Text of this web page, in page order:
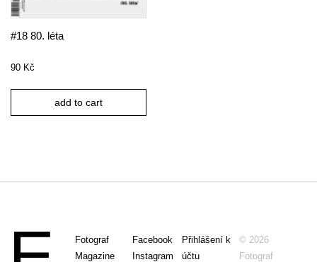
#18 80. léta
90 Kč
add to cart
Fotograf
Magazine
Facebook
Instagram
Přihlášení k
účtu
© 2026
Fotograf